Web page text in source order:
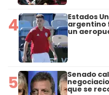
4 Estados
argentino
un
5 Senado
que se